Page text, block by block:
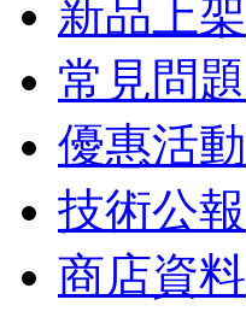
新品上架
常見問題
優惠活動
技術公報
商店資料